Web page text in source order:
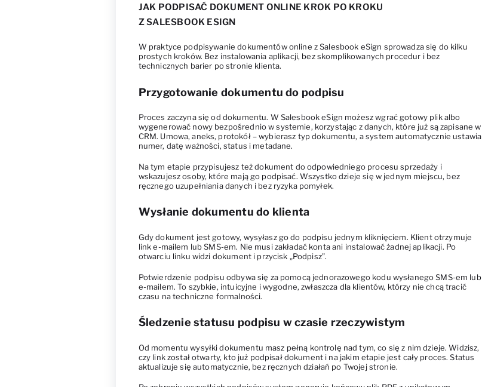
JAK PODPISAĆ DOKUMENT ONLINE KROK PO KROKU
Z SALESBOOK ESIGN
W praktyce podpisywanie dokumentów online z Salesbook eSign sprowadza się do kilku
prostych kroków. Bez instalowania aplikacji, bez skomplikowanych procedur i bez
technicznych barier po stronie klienta.
Przygotowanie dokumentu do podpisu
Proces zaczyna się od dokumentu. W Salesbook eSign możesz wgrać gotowy plik albo
wygenerować nowy bezpośrednio w systemie, korzystając z danych, które już są zapisane w
CRM. Umowa, aneks, protokół – wybierasz typ dokumentu, a system automatycznie ustawia
numer, datę ważności, status i metadane.
Na tym etapie przypisujesz też dokument do odpowiedniego procesu sprzedaży i
wskazujesz osoby, które mają go podpisać. Wszystko dzieje się w jednym miejscu, bez
ręcznego uzupełniania danych i bez ryzyka pomyłek.
Wysłanie dokumentu do klienta
Gdy dokument jest gotowy, wysyłasz go do podpisu jednym kliknięciem. Klient otrzymuje
link e-mailem lub SMS-em. Nie musi zakładać konta ani instalować żadnej aplikacji. Po
otwarciu linku widzi dokument i przycisk „Podpisz”.
Potwierdzenie podpisu odbywa się za pomocą jednorazowego kodu wysłanego SMS-em lub
e-mailem. To szybkie, intuicyjne i wygodne, zwłaszcza dla klientów, którzy nie chcą tracić
czasu na techniczne formalności.
Śledzenie statusu podpisu w czasie rzeczywistym
Od momentu wysyłki dokumentu masz pełną kontrolę nad tym, co się z nim dzieje. Widzisz,
czy link został otwarty, kto już podpisał dokument i na jakim etapie jest cały proces. Status
aktualizuje się automatycznie, bez ręcznych działań po Twojej stronie.